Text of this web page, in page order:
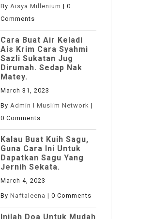
By Aisya Millenium | 0
Comments
Cara Buat Air Keladi
Ais Krim Cara Syahmi
Sazli Sukatan Jug
Dirumah. Sedap Nak
Matey.
March 31, 2023
By Admin I Muslim Network |
0 Comments
Kalau Buat Kuih Sagu,
Guna Cara Ini Untuk
Dapatkan Sagu Yang
Jernih Sekata.
March 4, 2023
By Naftaleena | 0 Comments
Inilah Doa Untuk Mudah